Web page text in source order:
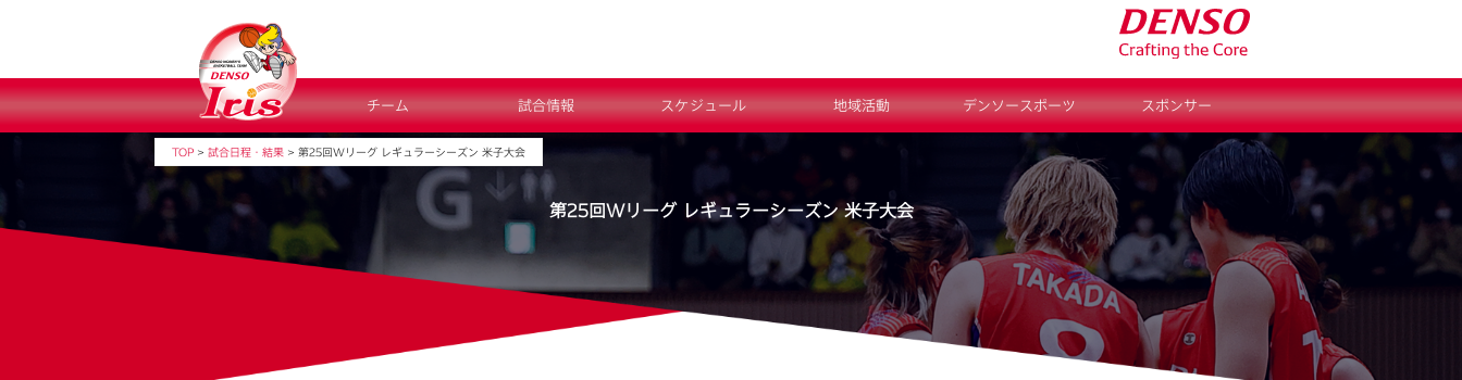
チーム 試合情報 スケジュール 地域活動 デンソースポーツ スポンサー
TOP > 試合日程・結果 > 第25回Wリーグ レギュラーシーズン 米子大会
第25回Wリーグ レギュラーシーズン 米子大会